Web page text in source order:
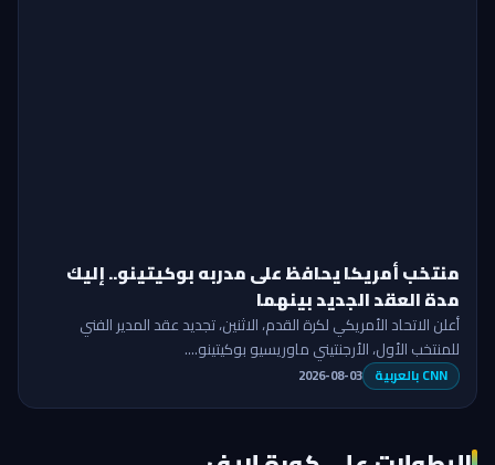
منتخب أمريكا يحافظ على مدربه بوكيتينو.. إليك
مدة العقد الجديد بينهما
أعلن الاتحاد الأمريكي لكرة القدم، الاثنين، تجديد عقد المدير الفني
للمنتخب الأول، الأرجنتيني ماوريسيو بوكيتينو.…
CNN بالعربية 2026-08-03